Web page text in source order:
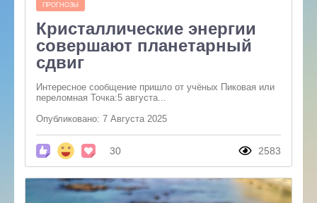
ПРОГНОЗЫ
Кристаллические энергии
совершают планетарный
сдвиг
Интересное сообщение пришло от учёных Пиковая или
переломная Точка:5 августа...
Опубликовано: 7 Августа 2025
30 2583